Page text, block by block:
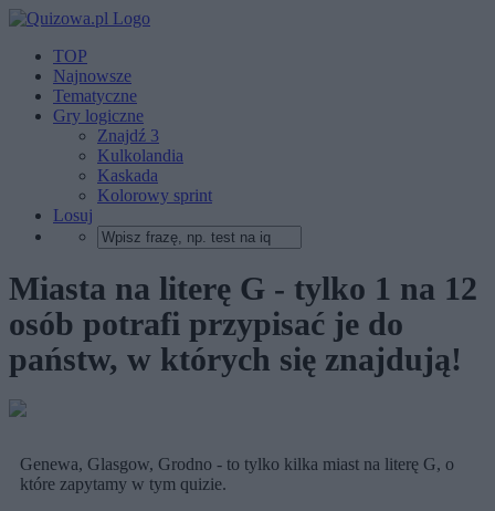
TOP
Najnowsze
Tematyczne
Gry logiczne
Znajdź 3
Kulkolandia
Kaskada
Kolorowy sprint
Losuj
Miasta na literę G - tylko 1 na 12
osób potrafi przypisać je do
państw, w których się znajdują!
Genewa, Glasgow, Grodno - to tylko kilka miast na literę G, o
które zapytamy w tym quizie.